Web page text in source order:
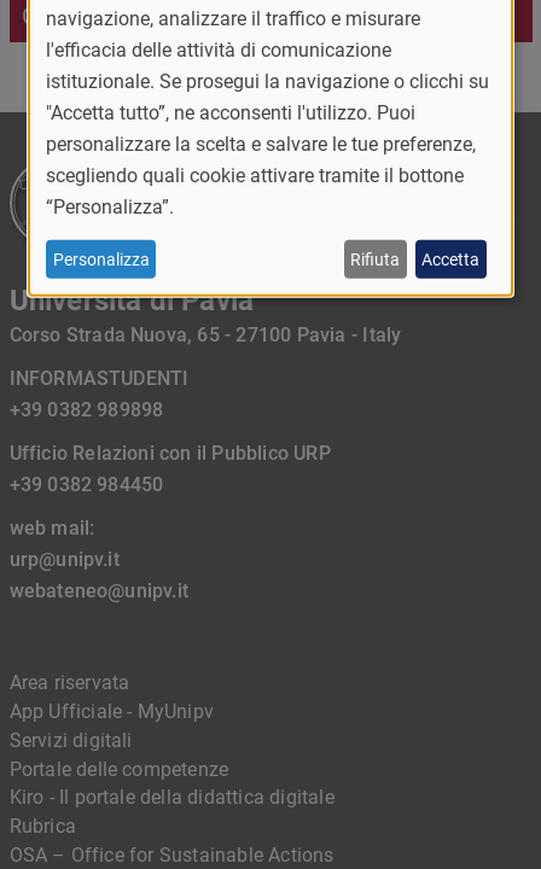
Contatti
Università di Pavia
Corso Strada Nuova, 65 - 27100 Pavia - Italy
INFORMASTUDENTI
+39 0382 989898
Ufficio Relazioni con il Pubblico URP
+39 0382 984450
web mail:
urp@unipv.it
webateneo@unipv.it
Area riservata
App Ufficiale - MyUnipv
Servizi digitali
Portale delle competenze
Kiro - Il portale della didattica digitale
Rubrica
OSA – Office for Sustainable Actions
navigazione, analizzare il traffico e misurare
l'efficacia delle attività di comunicazione
istituzionale. Se prosegui la navigazione o clicchi su
"Accetta tutto”, ne acconsenti l'utilizzo. Puoi
personalizzare la scelta e salvare le tue preferenze,
scegliendo quali cookie attivare tramite il bottone
“Personalizza”.
Personalizza Rifiuta Accetta